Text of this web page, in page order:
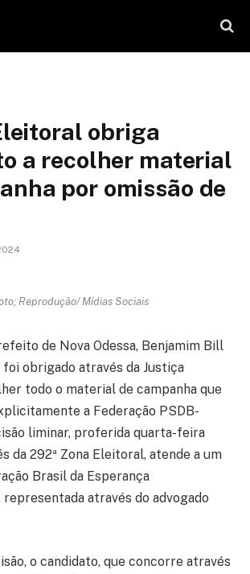
obriga
a recolher material
por omissão de
Reprodução/ Mídias Sociais
de Nova Odessa, Benjamim Bill
foi obrigado através da Justiça
todo o material de campanha que
a Federação PSDB-
liminar, proferida quarta-feira
da 292ª Zona Eleitoral, atende a um
Brasil da Esperança
representada através do advogado
o candidato, que concorre através